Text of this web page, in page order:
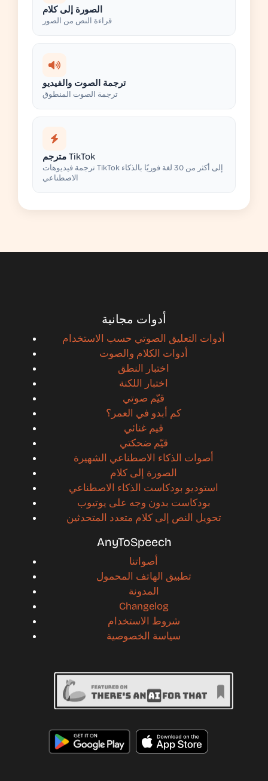
الصورة إلى كلام
قراءة النص من الصور
ترجمة الصوت والفيديو
ترجمة الصوت المنطوق
مترجم TikTok
ترجمة فيديوهات TikTok إلى أكثر من 30 لغة فوريًا بالذكاء
الاصطناعي
أدوات مجانية
أدوات التعليق الصوتي حسب الاستخدام
أدوات الكلام والصوت
اختبار النطق
اختبار اللكنة
قيّم صوتي
كم أبدو في العمر؟
قيم غنائي
قيّم ضحكتي
أصوات الذكاء الاصطناعي الشهيرة
الصورة إلى كلام
استوديو بودكاست الذكاء الاصطناعي
بودكاست بدون وجه على يوتيوب
تحويل النص إلى كلام متعدد المتحدثين
AnyToSpeech
أصواتنا
تطبيق الهاتف المحمول
المدونة
Changelog
شروط الاستخدام
سياسة الخصوصية